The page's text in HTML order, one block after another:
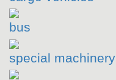
bus
special machinery